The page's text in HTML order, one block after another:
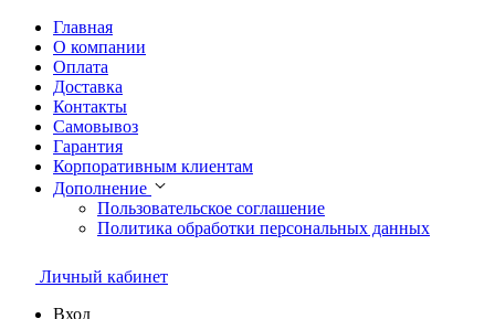
Главная
О компании
Оплата
Доставка
Контакты
Самовывоз
Гарантия
Корпоративным клиентам
Дополнение
Пользовательское соглашение
Политика обработки персональных данных
Личный кабинет
Вход